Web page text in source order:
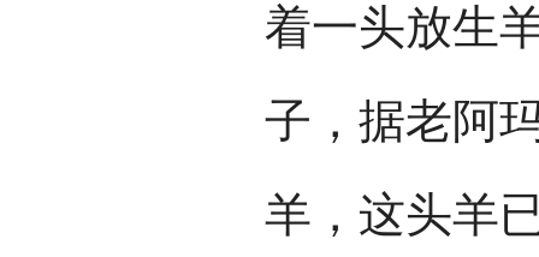
着一头放生
子，据老阿
羊，这头羊